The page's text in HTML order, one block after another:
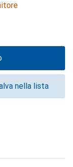
nella lista